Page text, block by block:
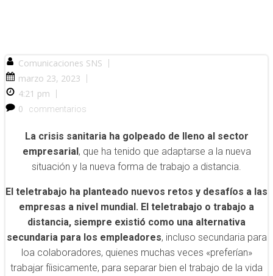
Comunicaciones SNS |
marzo 23, 2023 |
4:21 pm |
0
commentarios
La crisis sanitaria ha golpeado de lleno al sector
empresarial, que ha tenido que adaptarse a la nueva
situación y la nueva forma de trabajo a distancia.
El teletrabajo ha planteado nuevos retos y desafíos a las
empresas a nivel mundial. El teletrabajo o trabajo a
distancia, siempre existió como una alternativa
secundaria para los empleadores, incluso secundaria para
loa colaboradores, quienes muchas veces «preferían»
trabajar fíisicamente, para separar bien el trabajo de la vida